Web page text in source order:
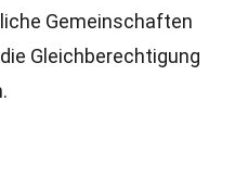
Gemeinschaften
Gleichberechtigung